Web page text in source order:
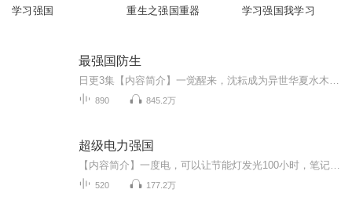
学习强国 重生之强国重器 学习强国我学习
最强国防生
890 845.2万
超级电力强国
520 177.2万